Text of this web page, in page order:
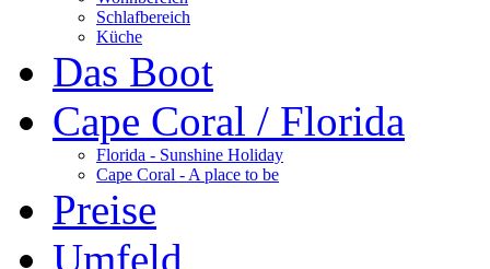
Schlafbereich
Küche
Das Boot
Cape Coral / Florida
Florida - Sunshine Holiday
Cape Coral - A place to be
Preise
Umfeld